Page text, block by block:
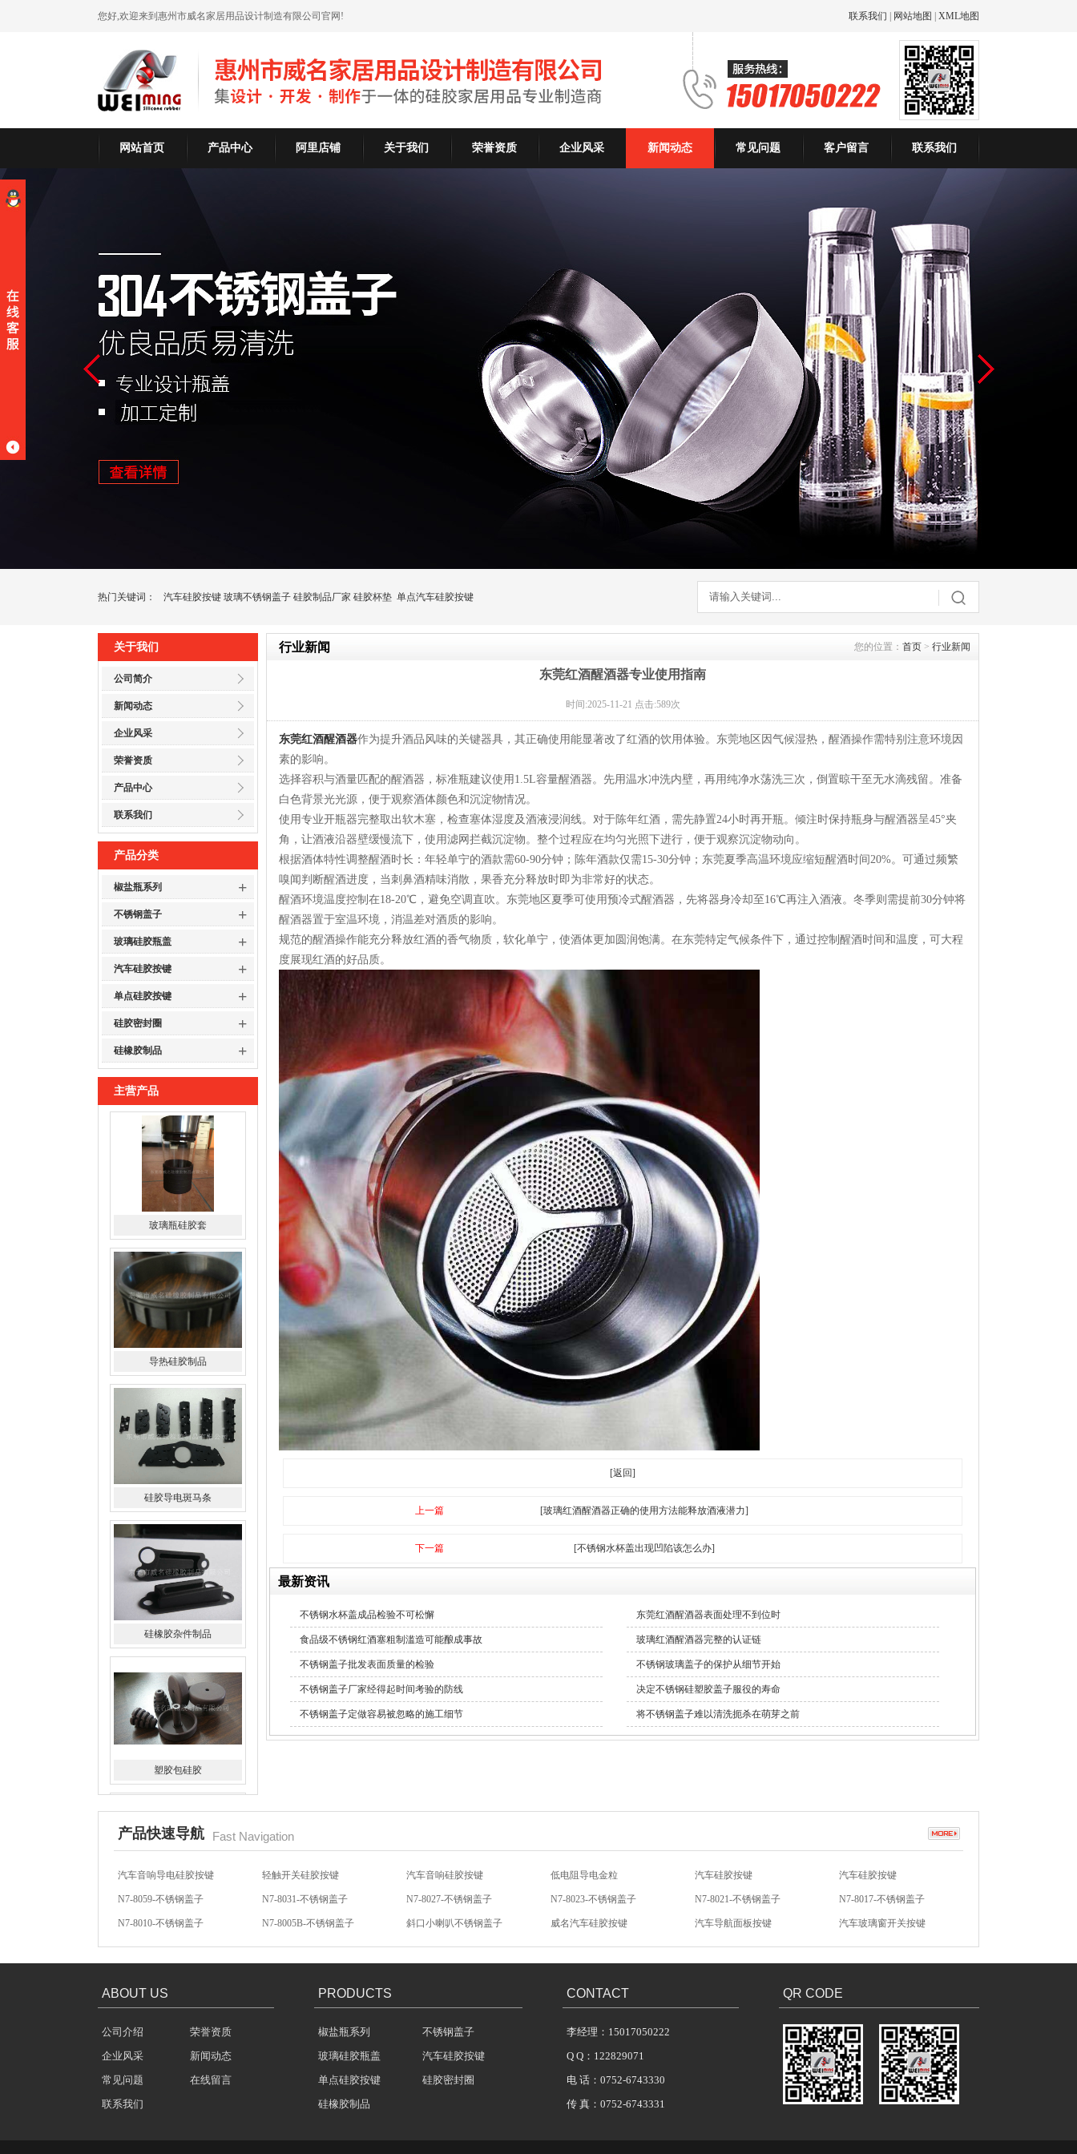
您好,欢迎来到惠州市威名家居用品设计制造有限公司官网! 联系我们 网站地图 XML地图
网站首页 产品中心 阿里店铺 关于我们 荣誉资质 企业风采 新闻动态 常见问题 客户留言 联系我们
热门关键词： 汽车硅胶按键 玻璃不锈钢盖子 硅胶制品厂家 硅胶杯垫 单点汽车硅胶按键
关于我们
公司简介
新闻动态
企业风采
荣誉资质
产品中心
联系我们
产品分类
椒盐瓶系列 +
不锈钢盖子 +
玻璃硅胶瓶盖 +
汽车硅胶按键 +
单点硅胶按键 +
硅胶密封圈 +
硅橡胶制品 +
主营产品
导热硅胶制品
硅胶导电斑马条
硅橡胶杂件制品
塑胶包硅胶
水橡胶过滤网
行业新闻 您的位置： 首页 > 行业新闻
东莞红酒醒酒器专业使用指南
时间:2025-11-21 点击:589次
东莞红酒醒酒器作为提升酒品风味的关键器具，其正确使用能显著改了红酒的饮用体验。东莞地区因气候湿热，醒酒操作需特别注意环境因
素的影响。
选择容积与酒量匹配的醒酒器，标准瓶建议使用1.5L容量醒酒器。先用温水冲洗内壁，再用纯净水荡洗三次，倒置晾干至无水滴残留。准备
白色背景光光源，便于观察酒体颜色和沉淀物情况。
使用专业开瓶器完整取出软木塞，检查塞体湿度及酒液浸润线。对于陈年红酒，需先静置24小时再开瓶。倾注时保持瓶身与醒酒器呈45°夹
角，让酒液沿器壁缓慢流下，使用滤网拦截沉淀物。整个过程应在均匀光照下进行，便于观察沉淀物动向。
根据酒体特性调整醒酒时长：年轻单宁的酒款需60-90分钟；陈年酒款仅需15-30分钟；东莞夏季高温环境应缩短醒酒时间20%。可通过频繁
嗅闻判断醒酒进度，当刺鼻酒精味消散，果香充分释放时即为非常好的状态。
醒酒环境温度控制在18-20℃，避免空调直吹。东莞地区夏季可使用预冷式醒酒器，先将器身冷却至16℃再注入酒液。冬季则需提前30分钟将
醒酒器置于室温环境，消温差对酒质的影响。
规范的醒酒操作能充分释放红酒的香气物质，软化单宁，使酒体更加圆润饱满。在东莞特定气候条件下，通过控制醒酒时间和温度，可大程
度展现红酒的好品质。
[返回]
上一篇 [玻璃红酒醒酒器正确的使用方法能释放酒液潜力]
下一篇 [不锈钢水杯盖出现凹陷该怎么办]
最新资讯
不锈钢水杯盖成品检验不可松懈 东莞红酒醒酒器表面处理不到位时
食品级不锈钢红酒塞粗制滥造可能酿成事故 玻璃红酒醒酒器完整的认证链
不锈钢盖子批发表面质量的检验 不锈钢玻璃盖子的保护从细节开始
不锈钢盖子厂家经得起时间考验的防线 决定不锈钢硅塑胶盖子服役的寿命
不锈钢盖子定做容易被忽略的施工细节 将不锈钢盖子难以清洗扼杀在萌芽之前
产品快速导航 Fast Navigation
N7-8059-不锈钢盖子 N7-8031-不锈钢盖子 N7-8027-不锈钢盖子 N7-8023-不锈钢盖子 N7-8021-不锈钢盖子 N7-8017-不锈钢盖子
N7-8010-不锈钢盖子 N7-8005B-不锈钢盖子 斜口小喇叭不锈钢盖子 威名汽车硅胶按键 汽车导航面板按键 汽车玻璃窗开关按键
方向盘硅胶按键 汽车音响硅胶按键 硅胶按键帽 汽车影音硅胶按键 汽车防盗硅胶按键 无声开关硅胶按键
汽车音响导电硅胶按键 轻触开关硅胶按键 汽车音响硅胶按键 低电阻导电金粒 汽车硅胶按键 汽车硅胶按键
ABOUT US
公司介绍
荣誉资质
企业风采
新闻动态
常见问题
在线留言
联系我们
PRODUCTS
椒盐瓶系列
不锈钢盖子
玻璃硅胶瓶盖
汽车硅胶按键
单点硅胶按键
硅胶密封圈
硅橡胶制品
CONTACT
李经理：15017050222
Q Q：122829071
电 话：0752-6743330
传 真：0752-6743331
QR CODE